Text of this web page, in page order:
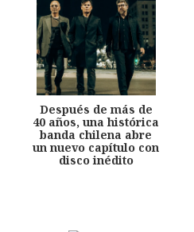
Después de más de
40 años, una histórica
banda chilena abre
un nuevo capítulo con
disco inédito